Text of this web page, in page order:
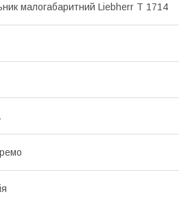
малогабаритний Liebherr T 1714